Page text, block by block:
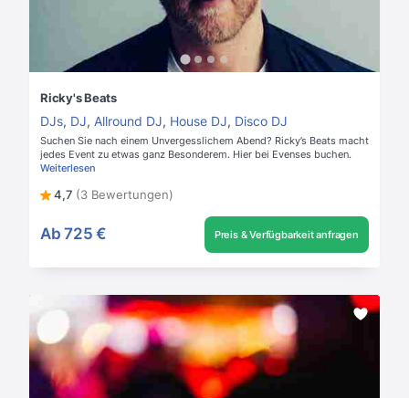
Ricky's Beats
DJs, DJ, Allround DJ, House DJ, Disco DJ
Suchen Sie nach einem Unvergesslichem Abend? Ricky’s Beats macht
jedes Event zu etwas ganz Besonderem. Hier bei Evenses buchen.
Weiterlesen
4,7 (3 Bewertungen)
Ab 725 € Preis & Verfügbarkeit anfragen